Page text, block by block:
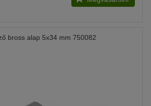
bross alap 5x34 mm 750082